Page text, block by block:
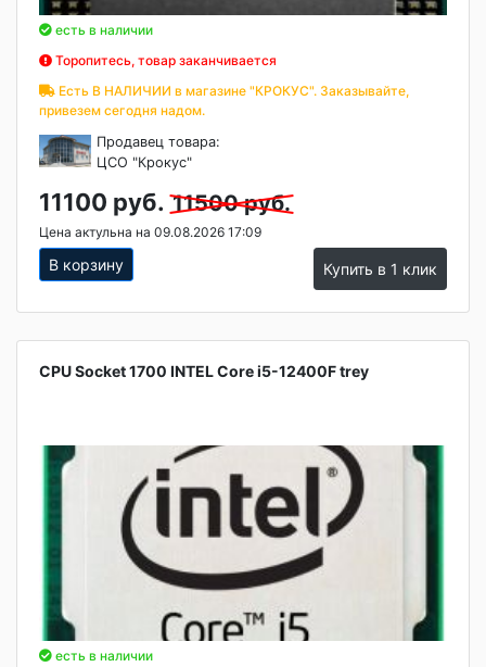
есть в наличии
Торопитесь, товар заканчивается
Есть В НАЛИЧИИ в магазине "КРОКУС". Заказывайте,
привезем сегодня надом.
Продавец товара:
ЦСО "Крокус"
11100 руб. 11500 руб.
Цена актульна на 09.08.2026 17:09
В корзину Купить в 1 клик
CPU Socket 1700 INTEL Core i5-12400F trey
есть в наличии